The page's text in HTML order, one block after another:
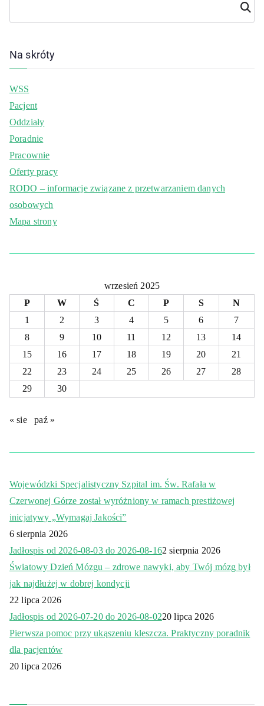
Szuka
j
Na skróty
WSS
Pacjent
Oddziały
Poradnie
Pracownie
Oferty pracy
RODO – informacje związane z przetwarzaniem danych
osobowych
Mapa strony
wrzesień 2025
P
W Ś C P S
N
1
2 3 4 5 6
7
8
9 10 11 12 13
14
15
16 17 18 19 20
21
22
23 24 25 26 27
28
29
30
« sie paź »
Wojewódzki Specjalistyczny Szpital im. Św. Rafała w
Czerwonej Górze został wyróżniony w ramach prestiżowej
inicjatywy „Wymagaj Jakości”
6 sierpnia 2026
Jadłospis od 2026-08-03 do 2026-08-162 sierpnia 2026
Światowy Dzień Mózgu – zdrowe nawyki, aby Twój mózg był
jak najdłużej w dobrej kondycji
22 lipca 2026
Jadłospis od 2026-07-20 do 2026-08-0220 lipca 2026
Pierwsza pomoc przy ukąszeniu kleszcza. Praktyczny poradnik
dla pacjentów
20 lipca 2026